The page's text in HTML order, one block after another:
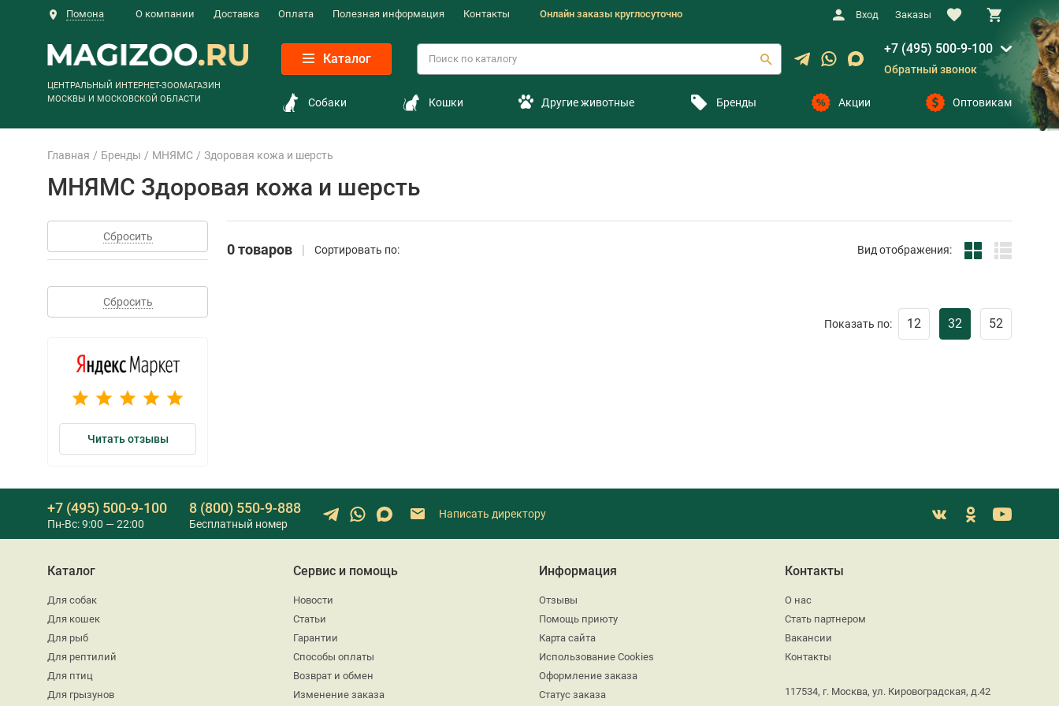
Помона О компании Доставка Оплата Полезная информация Контакты Онлайн заказы круглосуточно Вход Заказы
ЦЕНТРАЛЬНЫЙ ИНТЕРНЕТ-ЗООМАГАЗИН
МОСКВЫ И МОСКОВСКОЙ ОБЛАСТИ
Каталог
+7 (495) 500-9-100
Обратный звонок
Собаки Кошки Другие животные Бренды Акции Оптовикам
Главная Бренды МНЯМС Здоровая кожа и шерсть
МНЯМС Здоровая кожа и шерсть
Сбросить
Сбросить
Читать отзывы
0 товаров Сортировать по: Вид отображения:
Показать по: 12 32 52
+7 (495) 500-9-100
Пн-Вс: 9:00 — 22:00
8 (800) 550-9-888
Бесплатный номер
Написать директору
Каталог
Для собак
Для кошек
Для рыб
Для рептилий
Для птиц
Для грызунов
Сервис и помощь
Новости
Статьи
Гарантии
Способы оплаты
Возврат и обмен
Изменение заказа
Информация
Отзывы
Помощь приюту
Карта сайта
Использование Cookies
Оформление заказа
Статус заказа
Контакты
О нас
Стать партнером
Вакансии
Контакты
117534, г. Москва, ул. Кировоградская, д.42